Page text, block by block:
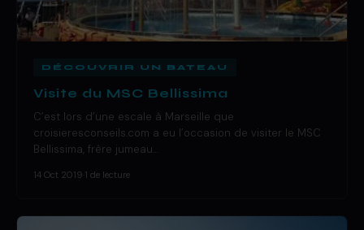
DÉCOUVRIR UN BATEAU
Visite du MSC Bellissima
C’est lors d’une escale à Marseille que
croisieresconseils.com a eu l’occasion de visiter le MSC
Bellissima, frère jumeau…
14 Oct 2019 1 de lecture